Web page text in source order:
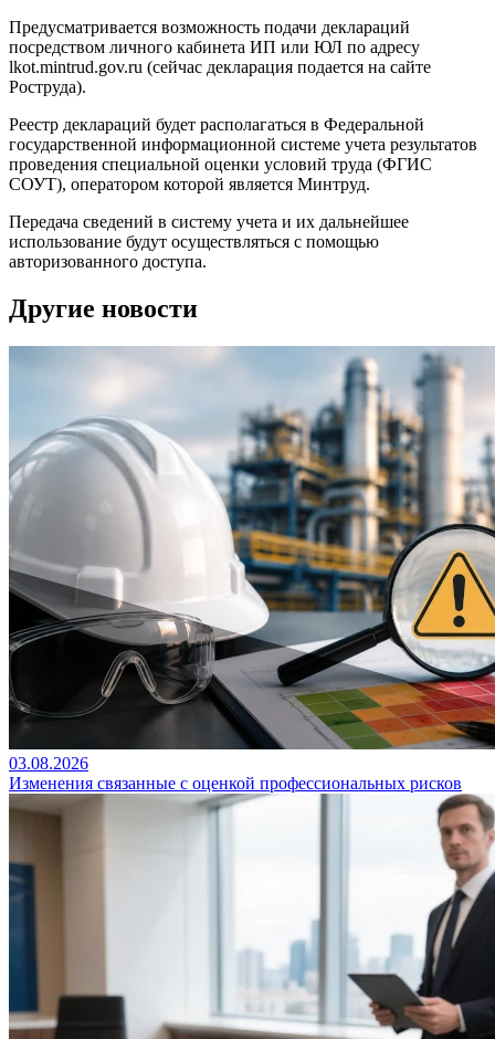
Предусматривается возможность подачи деклараций
посредством личного кабинета ИП или ЮЛ по адресу
lkot.mintrud.gov.ru (сейчас декларация подается на сайте
Роструда).
Реестр деклараций будет располагаться в Федеральной
государственной информационной системе учета результатов
проведения специальной оценки условий труда (ФГИС
СОУТ), оператором которой является Минтруд.
Передача сведений в систему учета и их дальнейшее
использование будут осуществляться с помощью
авторизованного доступа.
Другие новости
03.08.2026
Изменения связанные с оценкой профессиональных рисков